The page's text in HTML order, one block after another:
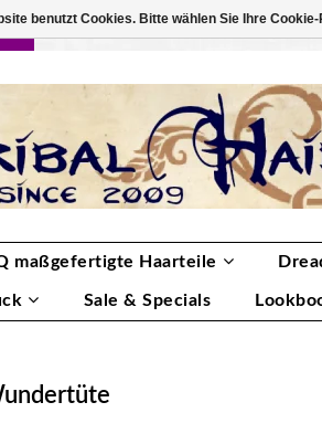
ANMELDEN 0 ARTIKEL €0,00
maßgefertigte Haarteile
Sale & Specials
benutzt Cookies. Bitte wählen Sie Ihre